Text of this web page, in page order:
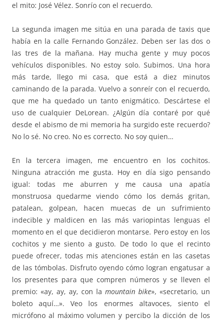
el mito: José Vélez. Sonrío con el recuerdo.
La segunda imagen me sitúa en una parada de taxis que
había en la calle Fernando González. Deben ser las dos o
las tres de la mañana. Hay mucha gente y muy pocos
vehículos disponibles. No estoy solo. Subimos. Una hora
más tarde, llego mi casa, que está a diez minutos
caminando de la parada. Vuelvo a sonreír con el recuerdo,
que me ha quedado un tanto enigmático. Descártese el
uso de cualquier DeLorean. ¿Algún día contaré por qué
desde el abismo de mi memoria ha surgido este recuerdo?
No lo sé. No creo. No es correcto. No soy quien…
En la tercera imagen, me encuentro en los cochitos.
Ninguna atracción me gusta. Hoy en día sigo pensando
igual: todas me aburren y me causa una apatía
monstruosa quedarme viendo cómo los demás gritan,
patalean, golpean, hacen muecas de un sufrimiento
indecible y maldicen en las más variopintas lenguas el
momento en el que decidieron montarse. Pero estoy en los
cochitos y me siento a gusto. De todo lo que el recinto
puede ofrecer, todas mis atenciones están en las casetas
de las tómbolas. Disfruto oyendo cómo logran engatusar a
los presentes para que compren números y se lleven el
premio: «ay, ay, ay, con la mountain bike», «secretario, un
boleto aquí…». Veo los enormes altavoces, siento el
micrófono al máximo volumen y percibo la dicción de los